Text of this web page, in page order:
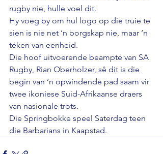
rugby nie, hulle voel dit.
Hy voeg by om hul logo op die truie te
sien is nie net ‘n borgskap nie, maar ‘n
teken van eenheid.
Die hoof uitvoerende beampte van SA
Rugby, Rian Oberholzer, sê dit is die
begin van ‘n opwindende pad saam vir
twee ikoniese Suid-Afrikaanse draers
van nasionale trots.
Die Springbokke speel Saterdag teen
die Barbarians in Kaapstad.